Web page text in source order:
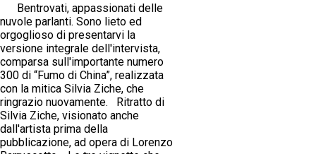
Bentrovati, appassionati delle
nuvole parlanti. Sono lieto ed
orgoglioso di presentarvi la
versione integrale dell'intervista,
comparsa sull'importante numero
300 di “Fumo di China”, realizzata
con la mitica Silvia Ziche, che
ringrazio nuovamente. Ritratto di
Silvia Ziche, visionato anche
dall'artista prima della
pubblicazione, ad opera di Lorenzo